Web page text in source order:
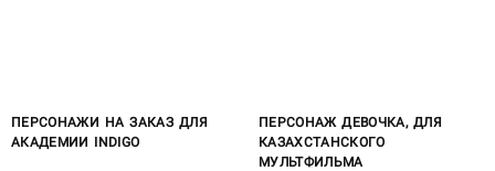
ПЕРСОНАЖИ НА ЗАКАЗ ДЛЯ
АКАДЕМИИ INDIGO
ПЕРСОНАЖ ДЕВОЧКА, ДЛЯ
КАЗАХСТАНСКОГО
МУЛЬТФИЛЬМА